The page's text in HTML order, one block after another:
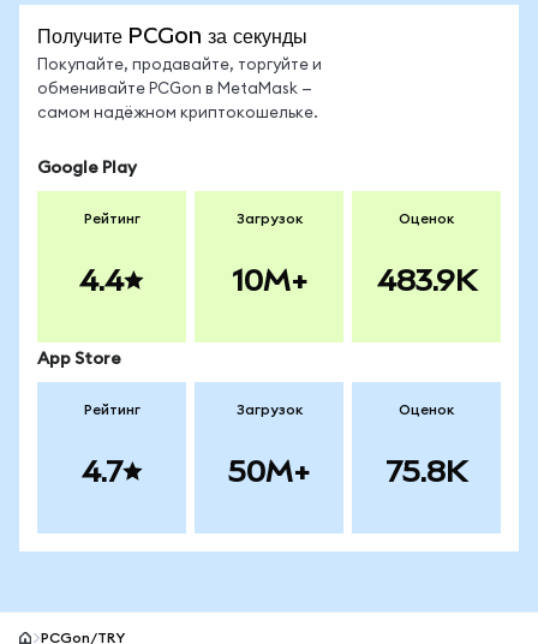
Получите PCGon за секунды
Покупайте, продавайте, торгуйте и
обменивайте PCGon в MetaMask —
самом надёжном криптокошельке.
Google Play
Рейтинг
4.4
Загрузок
10M+
Оценок
483.9K
App Store
Рейтинг
4.7
Загрузок
50M+
Оценок
75.8K
PCGon/TRY